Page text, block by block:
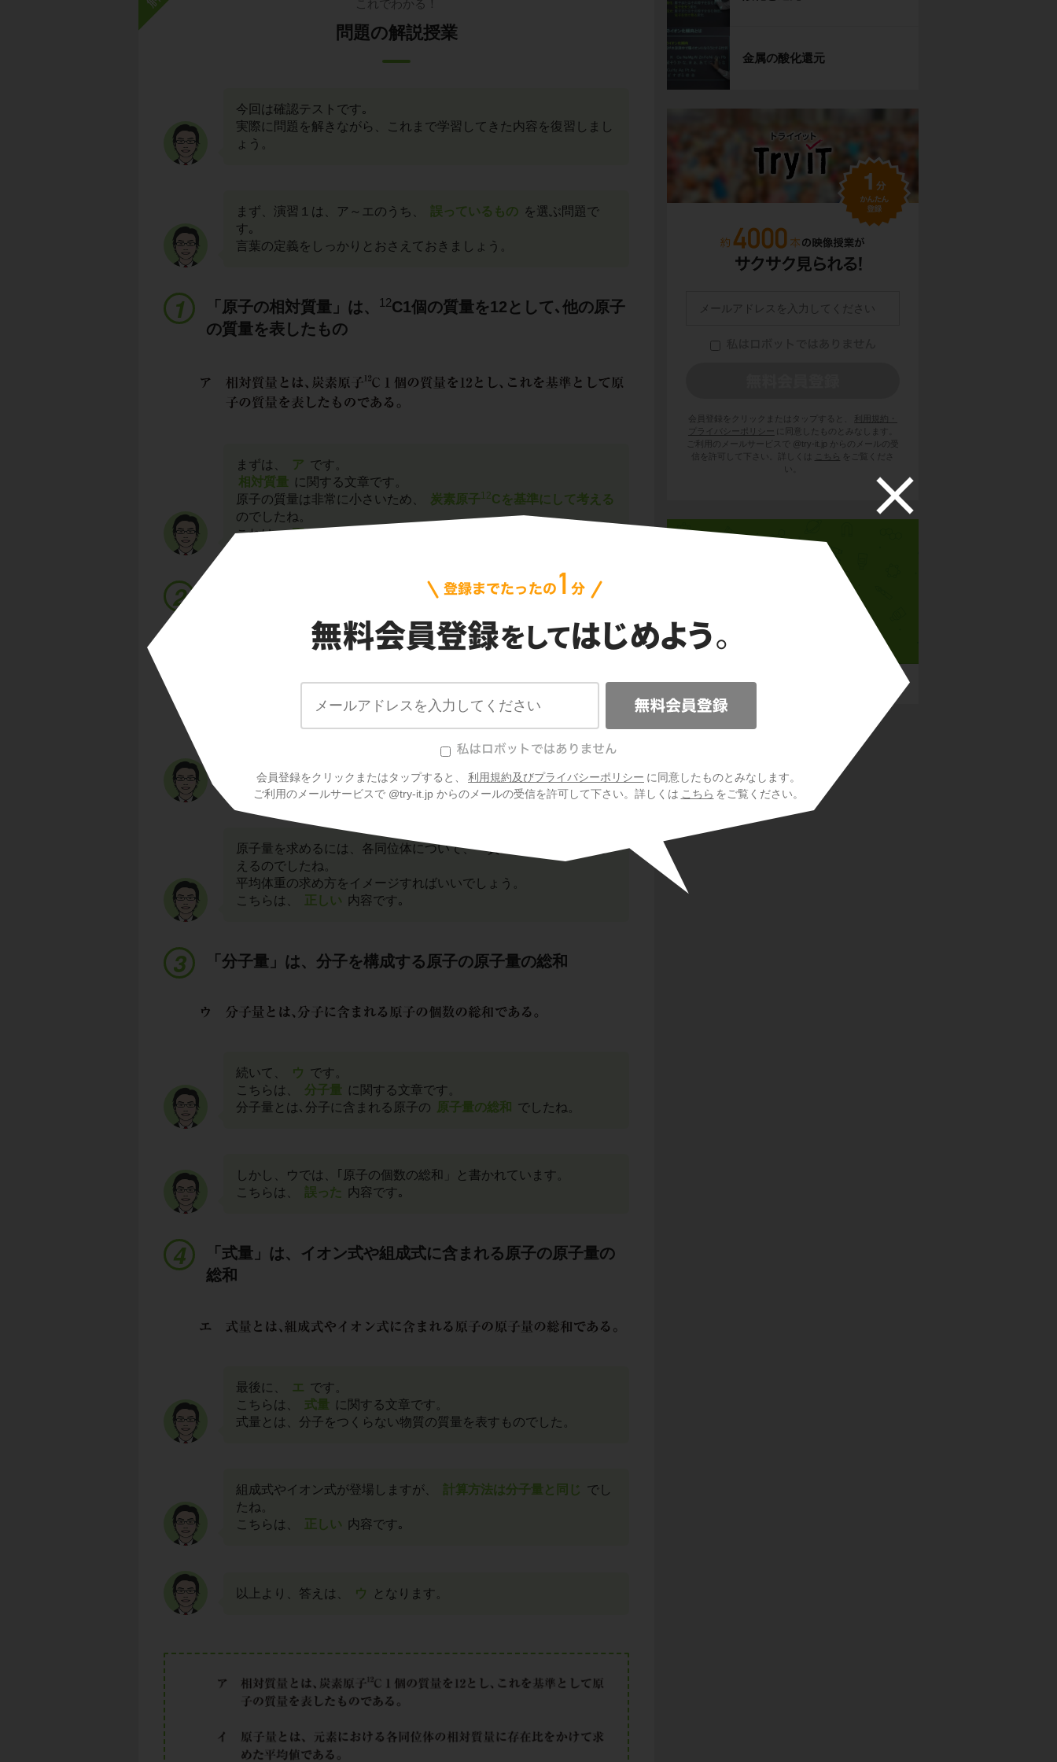
会員登録をクリックまたはタップすると、 利用規約及びプライバシーポリシー に同意したものとみなします。
ご利用のメールサービスで @try-it.jp からのメールの受信を許可して下さい。詳しくは こちら をご覧ください。
これでわかる！
問題の解説授業
今回は確認テストです｡
実際に問題を解きながら、これまで学習してきた内容を復習しまし
ょう。
まず、演習１は、ア～エのうち、 誤っているもの を選ぶ問題で
す｡
言葉の定義をしっかりとおさえておきましょう。
「原子の相対質量」は、 12C1個の質量を12として､他の原子
の質量を表したもの
まずは、 ア です。
相対質量 に関する文章です。
原子の質量は非常に小さいため、
炭素原子12Cを基準にして考える
のでしたね。
これは、正しい
「原子量」とは、元素の質量の平均値
です。
に関する文章です。
原子量とは、元素の質量数の平均値 のことでした。
原子量を求めるには、各同位体について、「質量」×「割合」を考
えるのでしたね。
平均体重の求め方をイメージすればいいでしょう。
こちらは、
正しい 内容です｡
「分子量」は、分子を構成する原子の原子量の総和
続いて、 ウ です。
こちらは、
分子量 に関する文章です。
分子量とは､分子に含まれる原子の 原子量の総和 でしたね。
しかし、ウでは、｢原子の個数の総和」と書かれています。
こちらは、
誤った 内容です｡
「式量」は、イオン式や組成式に含まれる原子の原子量の
総和
最後に、 エ です。
こちらは、
式量 に関する文章です。
式量とは、分子をつくらない物質の質量を表すものでした。
組成式やイオン式が登場しますが、 計算方法は分子量と同じ でし
たね。
こちらは、
正しい 内容です｡
以上より、答えは、 ウ となります。
金属の酸化還元
会員登録をクリックまたはタップすると、
利用規約・
プライバシーポリシー
に同意したものとみなします。
ご利用のメールサービスで @try-it.jp からのメールの受
信を許可して下さい。詳しくは
こちら
をご覧くださ
い。
物質の構成